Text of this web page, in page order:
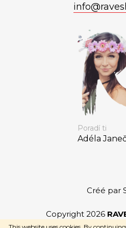
info@
Poradí ti
Adéla
Créé par
Copyright 2026
droits